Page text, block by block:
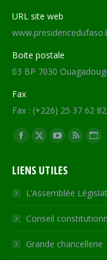
URL site web
Boite postale
03 BP 7030
Fax
Fax : (+226) 25 37 62
Trouvez nous sur :
Facebook
opens
in
new
window
X
opens
in
new
window
YouTube
opens
in
new
window
RSS
in
new
window
Site
in
LIENS UTILES
L’Assemblée
Conseil
Grande chancellerie